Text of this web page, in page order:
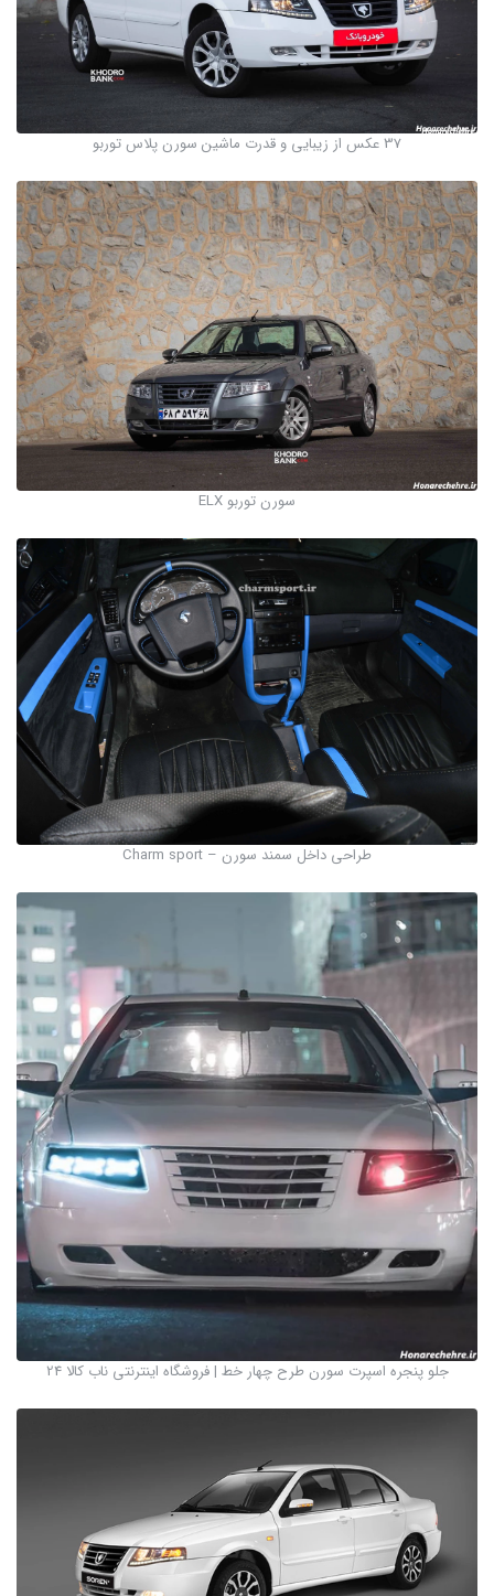
37 عکس از زیبایی و قدرت ماشین سورن پلاس توربو
سورن توربو ELX
طراحی داخل سمند سورن – Charm sport
جلو پنجره اسپرت سورن طرح چهار خط | فروشگاه اینترنتی ناب کالا 24